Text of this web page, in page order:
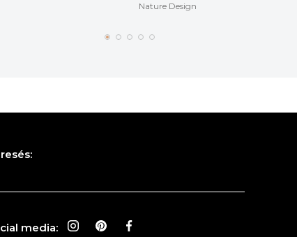
Nature Design
media: